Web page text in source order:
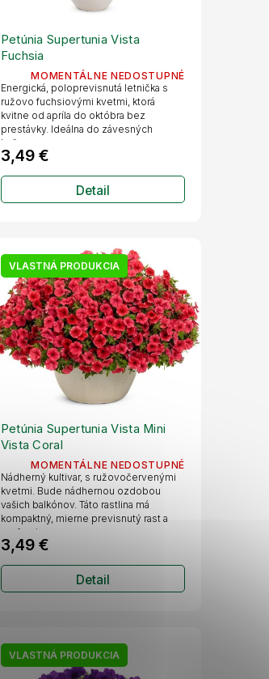
Petúnia Supertunia Vista
Fuchsia
MOMENTÁLNE NEDOSTUPNÉ
3,49 €
Detail
Energická, poloprevisnutá letnička s
ružovo fuchsiovými kvetmi, ktorá
kvitne od apríla do októbra bez
prestávky. Ideálna do závesných
košov,...
VLASTNÁ PRODUKCIA
Petúnia Supertunia Vista Mini
Vista Coral
MOMENTÁLNE NEDOSTUPNÉ
3,49 €
Detail
Nádherný kultivar, s ružovočervenými
kvetmi. Bude nádhernou ozdobou
vašich balkónov. Táto rastlina má
kompaktný, mierne previsnutý rast a
preferuje...
VLASTNÁ PRODUKCIA